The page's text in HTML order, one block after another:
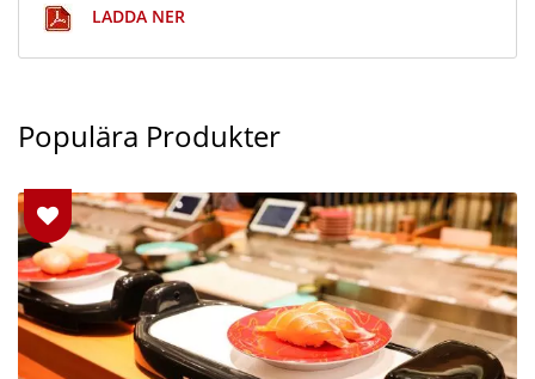
LADDA NER
Populära Produkter